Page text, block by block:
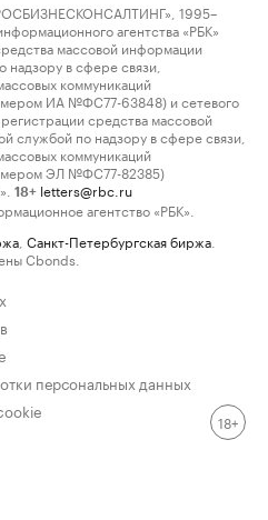
1995–
агентства «РБК»
массовой информации
в сфере связи,
коммуникаций
ИА №ФС77-63848) и сетевого
средства массовой
службой по надзору в сфере связи,
коммуникаций
ЭЛ №ФС77-82385)
18+ letters@rbc.ru
агентство «РБК».
Санкт-Петербургская биржа
Cbonds.
персональных данных
18+